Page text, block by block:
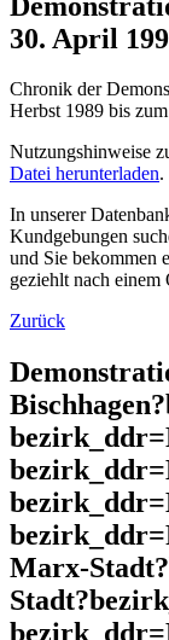
30. April
Chronik der
Herbst 1989 bis
Nutzungshinweise
Datei herunterladen.
In unserer
Kundgebungen
und Sie bekommen
geziehlt nach einem
Zurück
Marx-